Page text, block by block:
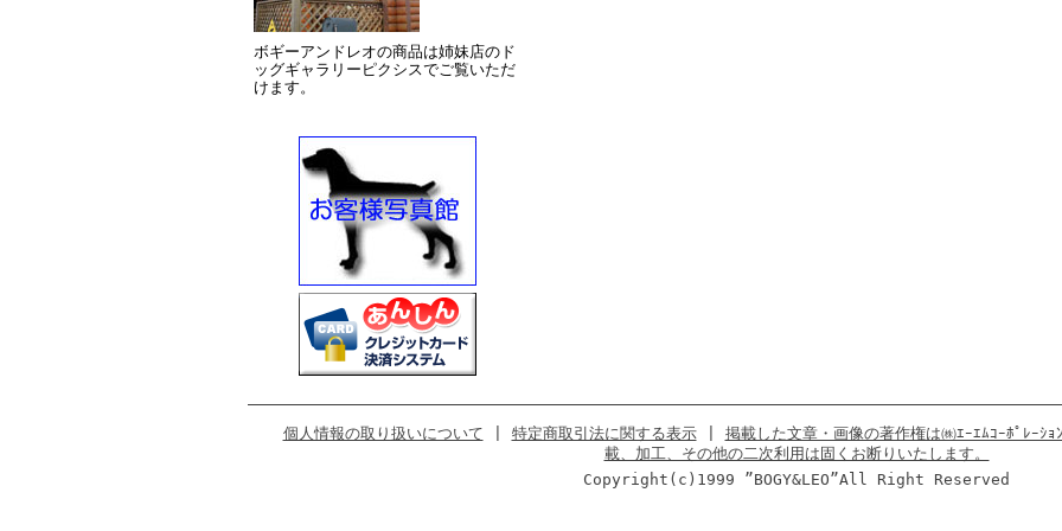
ボギーアンドレオの商品は姉妹店のド
ッグギャラリーピクシスでご覧いただ
けます。
個人情報の取り扱いについて 特定商取引法に関する表示| 掲載した文章・画像の著作権は㈱ｴｰｴﾑｺｰﾎﾟﾚｰｼ
載、加工、その他の二次利用は固くお断りいたします。
Copyright(c)1999 ”BOGY&LEO”All Right Reserved